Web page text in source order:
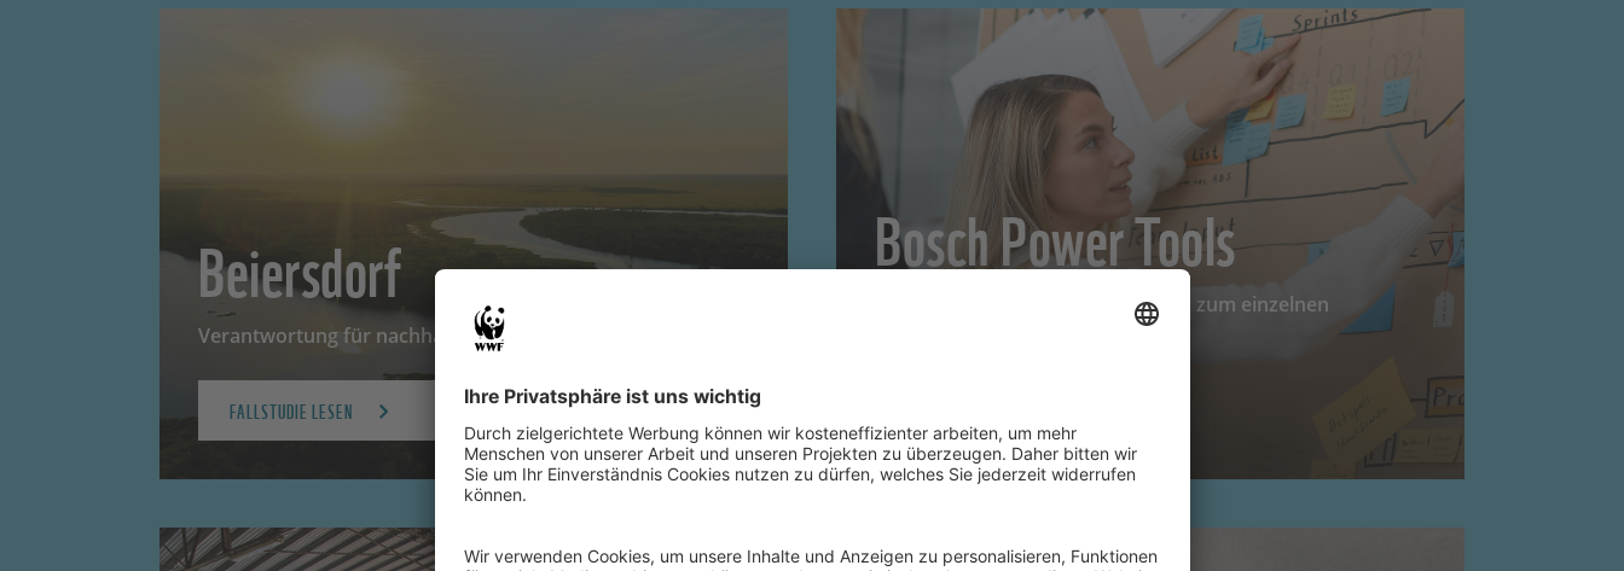
Beiersdorf
Verantwortung für nachhaltigere Hautpflege
FALLSTUDIE LESEN
Bosch Power Tools
Für Nachhaltigkeit – global und bis zum einzelnen